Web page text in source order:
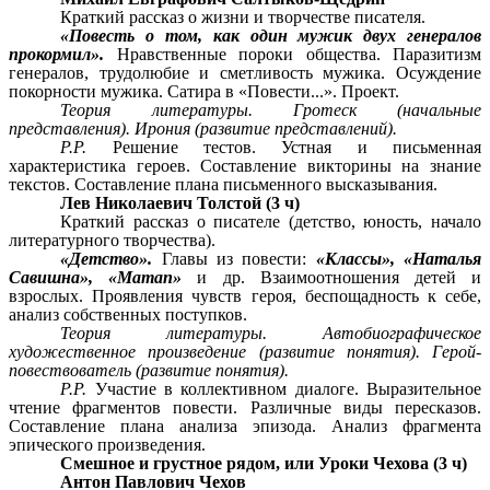
Краткий рассказ о жизни и творчестве писателя.
«Повесть о том, как один мужик двух генералов
прокормил». Нравственные пороки общества. Паразитизм
генералов, трудолюбие и сметливость мужика. Осуждение
покорности мужика. Сатира в «Повести...». Проект.
Теория литературы. Гротеск (начальные
представления). Ирония (развитие представлений).
P.P. Решение тестов. Устная и письменная
характеристика героев. Составление викторины на знание
текстов. Составление плана письменного высказывания.
Лев Николаевич Толстой (3 ч)
Краткий рассказ о писателе (детство, юность, начало
литературного творчества).
«Детство». Главы из повести: «Классы», «Наталья
Савишна», «Матап»и др. Взаимоотношения детей и
взрослых. Проявления чувств героя, беспощадность к себе,
анализ собственных поступков.
Теория литературы. Автобиографическое
художественное произведение (развитие понятия). Герой-
повествователь (развитие понятия).
P.P. Участие в коллективном диалоге. Выразительное
чтение фрагментов повести. Различные виды пересказов.
Составление плана анализа эпизода. Анализ фрагмента
эпического произведения.
Смешное и грустное рядом, или Уроки Чехова (3 ч)
Антон Павлович Чехов